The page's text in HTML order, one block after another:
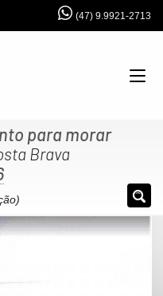
(47) 9.9921-2713
para morar
Brava